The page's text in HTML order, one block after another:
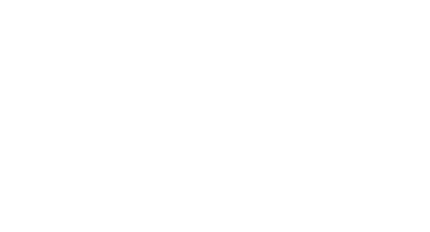
users of medicines
Services and COVID-19